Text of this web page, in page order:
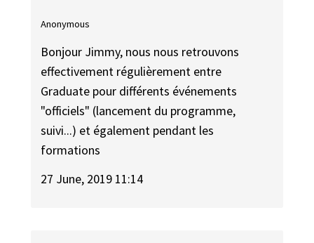
Anonymous
Bonjour Jimmy, nous nous retrouvons
effectivement régulièrement entre
Graduate pour différents événements
"officiels" (lancement du programme,
suivi...) et également pendant les
formations
27 June, 2019 11:14